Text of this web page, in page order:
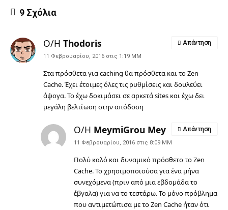
9 Σχόλια
Ο/Η Thodoris
11 Φεβρουαρίου, 2016 στις 1:19 ΜΜ
Στα πρόσθετα για caching θα πρόσθετα και το Zen
Cache. Έχει έτοιμες όλες τις ρυθμίσεις και δουλεύει
άψογα. Το έχω δοκιμάσει σε αρκετά sites και έχω δει
μεγάλη βελτίωση στην απόδοση
Απάντηση
Ο/Η MeymiGrou Mey
11 Φεβρουαρίου, 2016 στις 8:09 ΜΜ
Πολύ καλό και δυναμικό πρόσθετο το Zen
Cache. Το χρησιμοποιούσα για ένα μήνα
συνεχόμενα (πριν από μια εβδομάδα το
έβγαλα) για να το τεστάρω. Το μόνο πρόβλημα
που αντιμετώπισα με το Zen Cache ήταν ότι
Απάντηση